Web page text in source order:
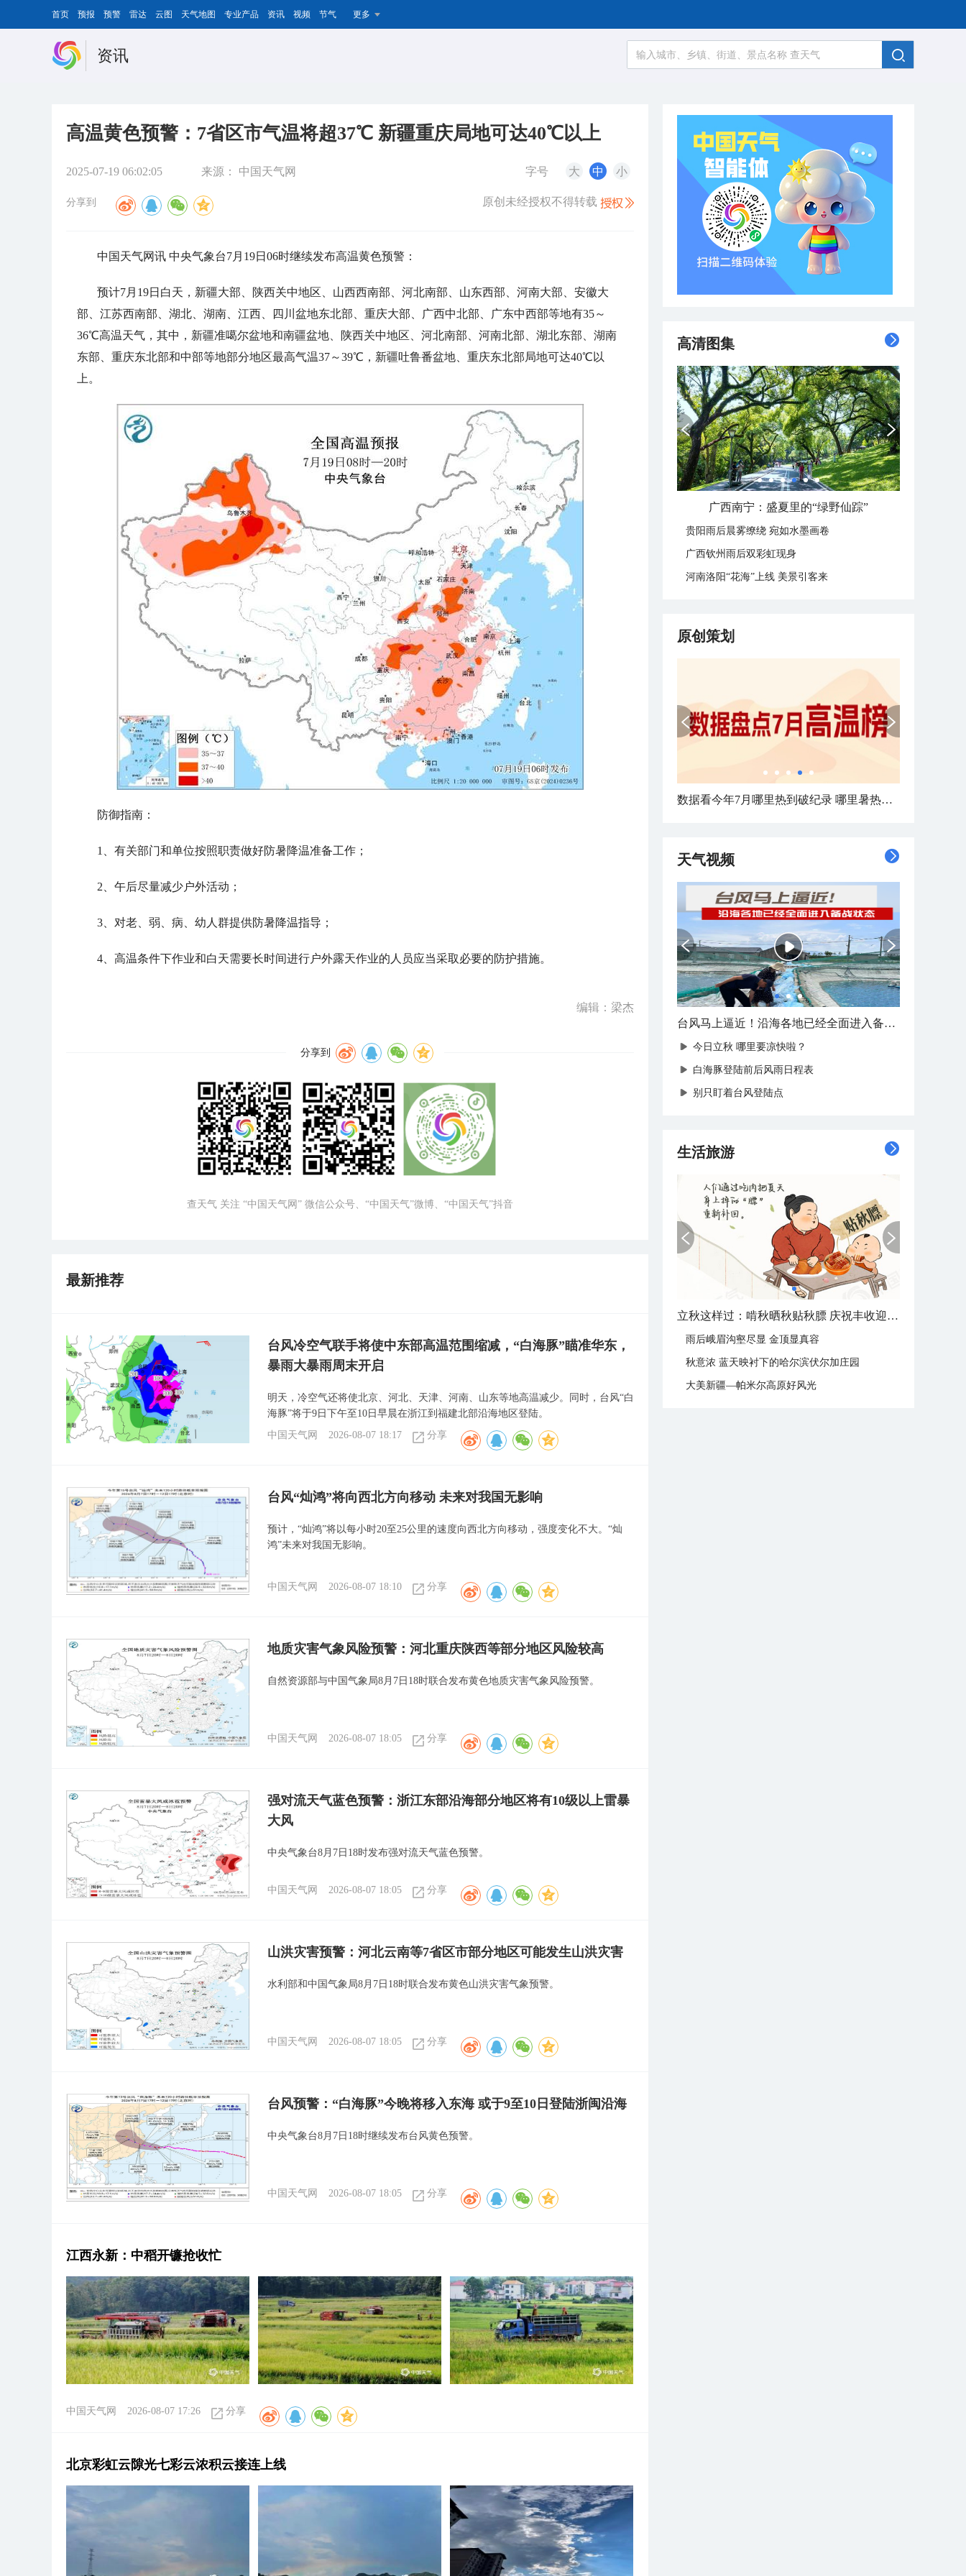
首页 预报 预警 雷达 云图 天气地图 专业产品 资讯 视频 节气 更多
资讯
高温黄色预警：7省区市气温将超37℃ 新疆重庆局地可达40℃以上
2025-07-19 06:02:05 来源： 中国天气网 字号 大 中 小
分享到 原创未经授权不得转载
中国天气网讯 中央气象台7月19日06时继续发布高温黄色预警：
预计7月19日白天，新疆大部、陕西关中地区、山西西南部、河北南部、山东西部、河南大部、安徽大
部、江苏西南部、湖北、湖南、江西、四川盆地东北部、重庆大部、广西中北部、广东中西部等地有35～
36℃高温天气，其中，新疆准噶尔盆地和南疆盆地、陕西关中地区、河北南部、河南北部、湖北东部、湖南
东部、重庆东北部和中部等地部分地区最高气温37～39℃，新疆吐鲁番盆地、重庆东北部局地可达40℃以
上。
防御指南：
1、有关部门和单位按照职责做好防暑降温准备工作；
2、午后尽量减少户外活动；
3、对老、弱、病、幼人群提供防暑降温指导；
4、高温条件下作业和白天需要长时间进行户外露天作业的人员应当采取必要的防护措施。
编辑：梁杰
分享到
查天气 关注 “中国天气网” 微信公众号、“中国天气”微博、“中国天气”抖音
最新推荐
台风冷空气联手将使中东部高温范围缩减，“白海豚”瞄准华东，
暴雨大暴雨周末开启
明天，冷空气还将使北京、河北、天津、河南、山东等地高温减少。同时，台风“白
海豚”将于9日下午至10日早晨在浙江到福建北部沿海地区登陆。
中国天气网
2026-08-07 18:17 分享
台风“灿鸿”将向西北方向移动 未来对我国无影响
预计，“灿鸿”将以每小时20至25公里的速度向西北方向移动，强度变化不大。“灿
鸿”未来对我国无影响。
中国天气网 2026-08-07 18:10 分享
地质灾害气象风险预警：河北重庆陕西等部分地区风险较高
自然资源部与中国气象局8月7日18时联合发布黄色地质灾害气象风险预警。
中国天气网 2026-08-07 18:05 分享
强对流天气蓝色预警：浙江东部沿海部分地区将有10级以上雷暴
大风
中央气象台8月7日18时发布强对流天气蓝色预警。
中国天气网 2026-08-07 18:05 分享
山洪灾害预警：河北云南等7省区市部分地区可能发生山洪灾害
水利部和中国气象局8月7日18时联合发布黄色山洪灾害气象预警。
中国天气网 2026-08-07 18:05 分享
台风预警：“白海豚”今晚将移入东海 或于9至10日登陆浙闽沿海
中央气象台8月7日18时继续发布台风黄色预警。
中国天气网 2026-08-07 18:05 分享
江西永新：中稻开镰抢收忙
中国天气网 2026-08-07 17:26 分享
北京彩虹云隙光七彩云浓积云接连上线
高清图集
广西南宁：盛夏里的“绿野仙踪”
贵阳雨后晨雾缭绕 宛如水墨画卷
广西钦州雨后双彩虹现身
河南洛阳“花海”上线 美景引客来
原创策划
数据看今年7月哪里热到破纪录 哪里暑热连轴转
天气视频
台风马上逼近！沿海各地已经全面进入备战状态
今日立秋 哪里要凉快啦？
白海豚登陆前后风雨日程表
别只盯着台风登陆点
生活旅游
立秋这样过：啃秋晒秋贴秋膘 庆祝丰收迎秋来
雨后峨眉沟壑尽显 金顶显真容
秋意浓 蓝天映衬下的哈尔滨伏尔加庄园
大美新疆—帕米尔高原好风光